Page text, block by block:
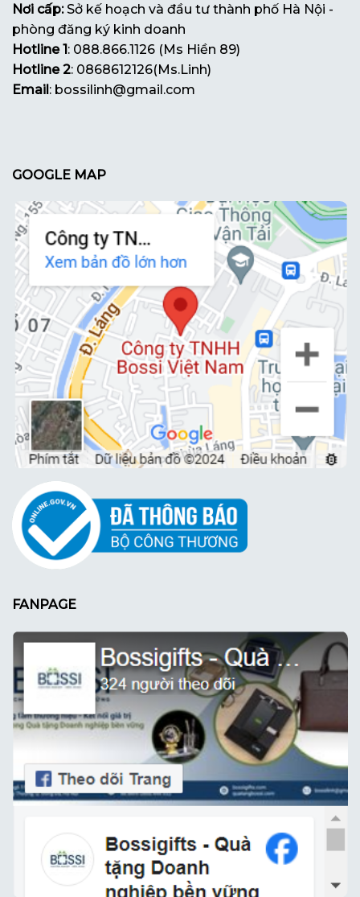
Nơi cấp:Sở kế hoạch và đầu tư thành phố Hà Nội -
phòng đăng ký kinh doanh
Hotline 1: 088.866.1126 (Ms Hiền 89)
Hotline 2: 0868612126(Ms.Linh)
Email: bossilinh@gmail.com
GOOGLE MAP
FANPAGE